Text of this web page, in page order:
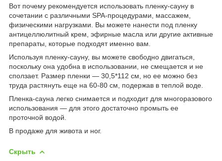
Вот почему рекомендуется использовать пленку-сауну в
сочетании с различными SPA-процедурами, массажем,
физическими нагрузками. Вы можете нанести под пленку
антицеллюлитный крем, эфирные масла или другие активные
препараты, которые подходят именно вам.
Используя пленку-сауну, вы можете свободно двигаться,
поскольку она удобна в использовании, не смещается и не
сползает. Размер пленки — 30,5*112 см, но ее можно без
труда растянуть еще на 60-80 см, подержав в теплой воде.
Пленка-сауна легко снимается и подходит для многоразового
использования — для этого достаточно промыть ее
проточной водой.
В продаже для живота и ног.
Скрыть